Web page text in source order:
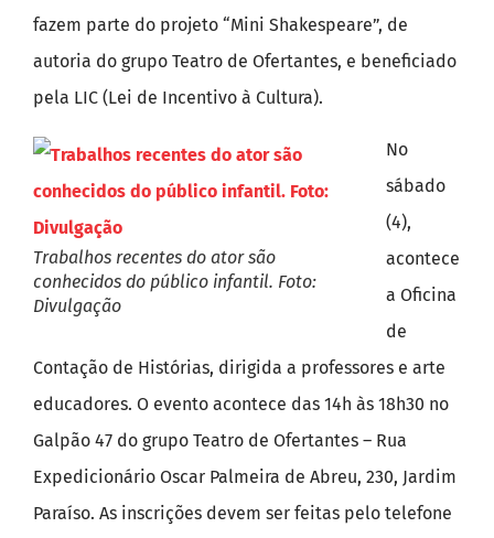
fazem parte do projeto “Mini Shakespeare”, de
autoria do grupo Teatro de Ofertantes, e beneficiado
pela LIC (Lei de Incentivo à Cultura).
Trabalhos recentes do ator são
conhecidos do público infantil. Foto:
Divulgação
No
sábado
(4),
acontece
a Oficina
de
Contação de Histórias, dirigida a professores e arte
educadores. O evento acontece das 14h às 18h30 no
Galpão 47 do grupo Teatro de Ofertantes – Rua
Expedicionário Oscar Palmeira de Abreu, 230, Jardim
Paraíso. As inscrições devem ser feitas pelo telefone